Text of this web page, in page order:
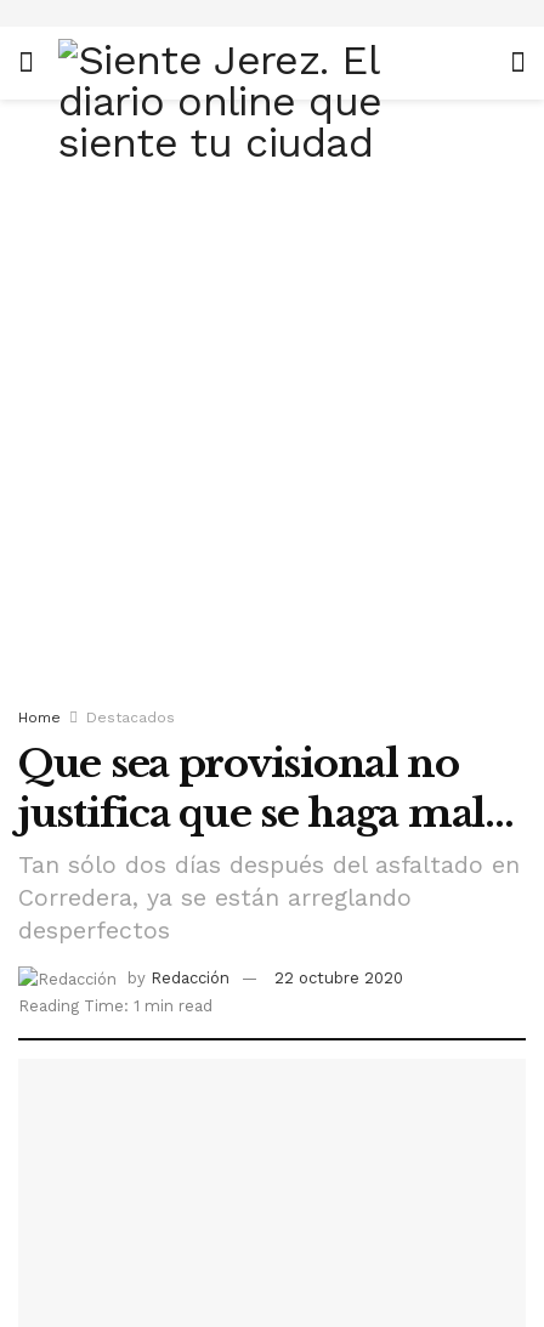
Home Destacados
Que sea provisional no
justifica que se haga mal…
Tan sólo dos días después del asfaltado en
Corredera, ya se están arreglando
desperfectos
by Redacción
22 octubre 2020
Reading Time: 1 min read